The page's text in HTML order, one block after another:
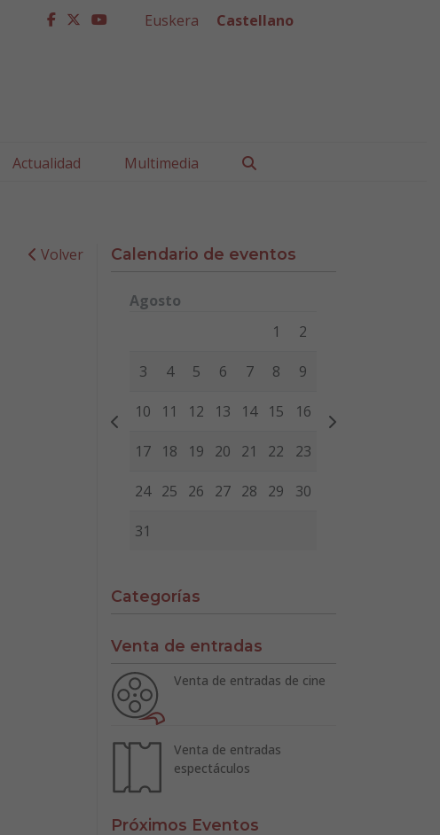
facebook
twitter
youtube
Euskera Castellano
Actualidad Multimedia
Volver Calendario de eventos
Agosto
Miércoles Jueves
1 2
3 4 5 6 7 8 9
10 11 12 13 14 15 16
17 18 19 20 21 22 23
24 25 26 27 28 29 30
31
Categorías
Venta de entradas
Venta de entradas de cine
Venta de entradas
espectáculos
Próximos Eventos